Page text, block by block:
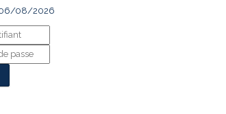
06/08/2026